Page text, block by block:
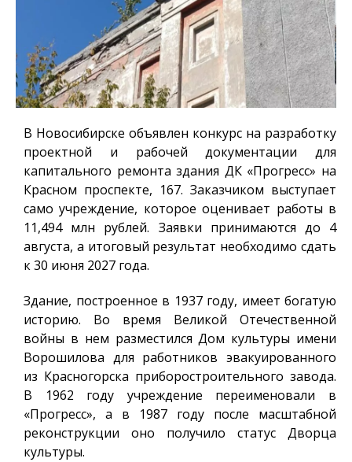
В Новосибирске объявлен конкурс на разработку
проектной и рабочей документации для
капитального ремонта здания ДК «Прогресс» на
Красном проспекте, 167. Заказчиком выступает
само учреждение, которое оценивает работы в
11,494 млн рублей. Заявки принимаются до 4
августа, а итоговый результат необходимо сдать
к 30 июня 2027 года.
Здание, построенное в 1937 году, имеет богатую
историю. Во время Великой Отечественной
войны в нем разместился Дом культуры имени
Ворошилова для работников эвакуированного
из Красногорска приборостроительного завода.
В 1962 году учреждение переименовали в
«Прогресс», а в 1987 году после масштабной
реконструкции оно получило статус Дворца
культуры.